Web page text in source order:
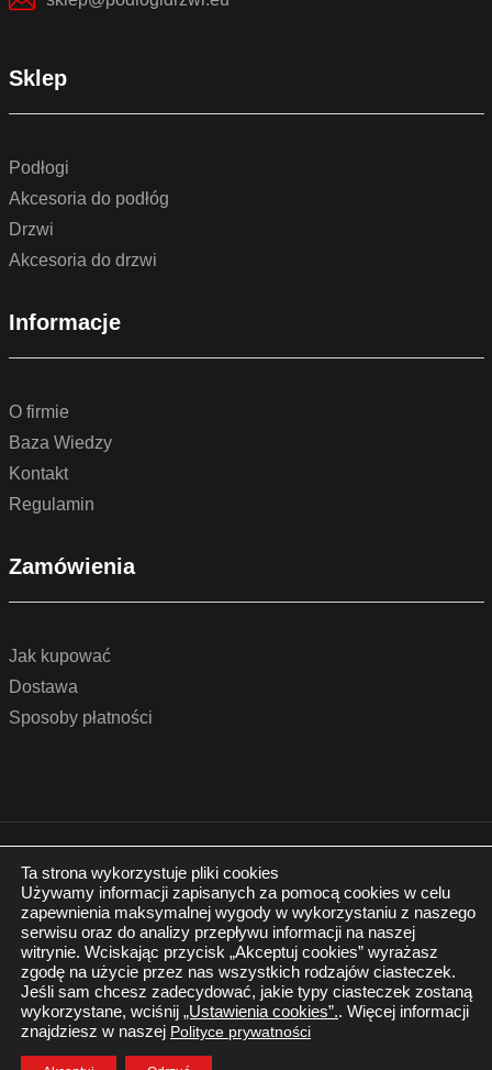
Sklep
Podłogi
Akcesoria do podłóg
Drzwi
Akcesoria do drzwi
Informacje
O firmie
Baza Wiedzy
Kontakt
Regulamin
Zamówienia
Jak kupować
Dostawa
Sposoby płatności
© 2022 by podlogidrzwi.eu
Wszystkie prawa zastrzeżone
Polityka prywatności
Realizacja:
Ta strona wykorzystuje pliki cookies
Używamy informacji zapisanych za pomocą cookies w celu
zapewnienia maksymalnej wygody w wykorzystaniu z naszego
serwisu oraz do analizy przepływu informacji na naszej
witrynie. Wciskając przycisk „Akceptuj cookies” wyrażasz
zgodę na użycie przez nas wszystkich rodzajów ciasteczek.
Jeśli sam chcesz zadecydować, jakie typy ciasteczek zostaną
wykorzystane, wciśnij „Ustawienia cookies”.. Więcej informacji
znajdziesz w naszej Polityce prywatności